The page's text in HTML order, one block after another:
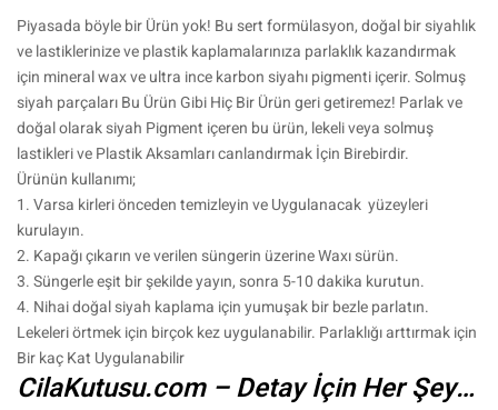
Piyasada böyle bir Ürün yok! Bu sert formülasyon, doğal bir siyahlık
ve lastiklerinize ve plastik kaplamalarınıza parlaklık kazandırmak
için mineral wax ve ultra ince karbon siyahı pigmenti içerir. Solmuş
siyah parçaları Bu Ürün Gibi Hiç Bir Ürün geri getiremez! Parlak ve
doğal olarak siyah Pigment içeren bu ürün, lekeli veya solmuş
lastikleri ve Plastik Aksamları canlandırmak İçin Birebirdir.
Ürünün kullanımı;
1. Varsa kirleri önceden temizleyin ve Uygulanacak yüzeyleri
kurulayın.
2. Kapağı çıkarın ve verilen süngerin üzerine Waxı sürün.
3. Süngerle eşit bir şekilde yayın, sonra 5-10 dakika kurutun.
4. Nihai doğal siyah kaplama için yumuşak bir bezle parlatın.
Lekeleri örtmek için birçok kez uygulanabilir. Parlaklığı arttırmak için
Bir kaç Kat Uygulanabilir
CilaKutusu.com – Detay İçin Her Şey…